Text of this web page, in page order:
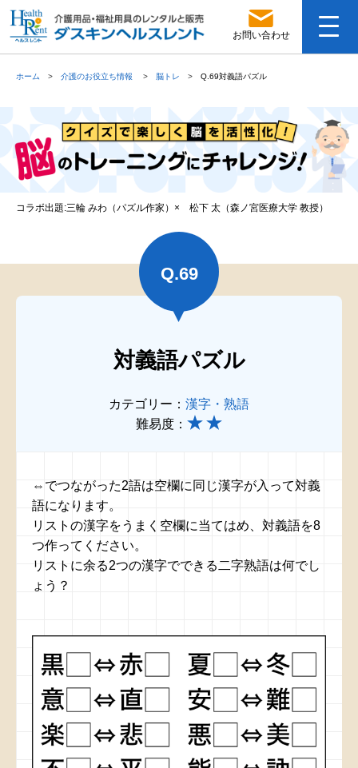
お問い合わせ
ホーム 介護のお役立ち情報 脳トレ Q.69対義語パズル
コラボ出題:三輪 みわ（パズル作家）× 松下 太（森ノ宮医療大学 教授）
Q.69
対義語パズル
カテゴリー： 漢字・熟語
難易度：
⇔でつながった2語は空欄に同じ漢字が入って対義
語になります。
リストの漢字をうまく空欄に当てはめ、対義語を8
つ作ってください。
リストに余る2つの漢字でできる二字熟語は何でし
ょう？